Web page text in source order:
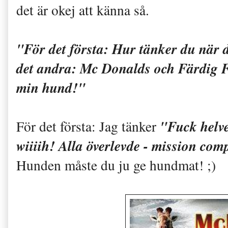
det är okej att känna så.
"För det första: Hur tänker du
det andra: Mc Donalds och Färdig
min hund!"
För det första: Jag tänker "Fuck
wiiiih! Alla överlevde - mission
Hunden måste du ju ge hundmat! ;)